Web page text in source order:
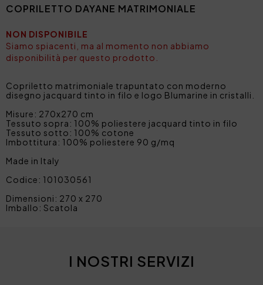
COPRILETTO DAYANE MATRIMONIALE
NON DISPONIBILE
Siamo spiacenti, ma al momento non abbiamo
disponibilità per questo prodotto.
Copriletto matrimoniale trapuntato con moderno
disegno jacquard tinto in filo e logo Blumarine in cristalli.
Misure: 270x270 cm
Tessuto sopra: 100% poliestere jacquard tinto in filo
Tessuto sotto: 100% cotone
Imbottitura: 100% poliestere 90 g/mq
Made in Italy
Codice: 101030561
Dimensioni: 270 x 270
Imballo: Scatola
I NOSTRI SERVIZI